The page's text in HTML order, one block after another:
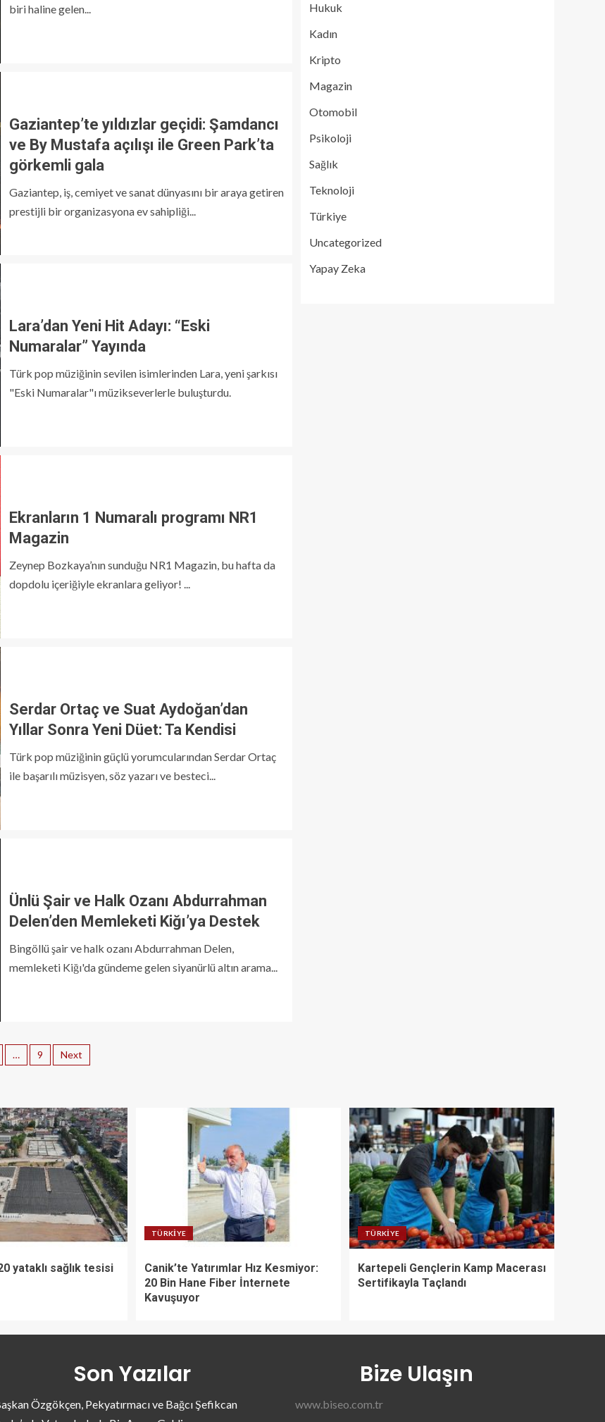
biri haline gelen...
Gaziantep’te yıldızlar geçidi: Şamdancı
ve By Mustafa açılışı ile Green Park’ta
görkemli gala
Gaziantep, iş, cemiyet ve sanat dünyasını bir araya getiren
prestijli bir organizasyona ev sahipliği...
Lara’dan Yeni Hit Adayı: “Eski
Numaralar” Yayında
Türk pop müziğinin sevilen isimlerinden Lara, yeni şarkısı
"Eski Numaralar"ı müzikseverlerle buluşturdu.
Ekranların 1 Numaralı programı NR1
Magazin
Zeynep Bozkaya’nın sunduğu NR1 Magazin, bu hafta da
dopdolu içeriğiyle ekranlara geliyor! ...
Serdar Ortaç ve Suat Aydoğan’dan
Yıllar Sonra Yeni Düet: Ta Kendisi
Türk pop müziğinin güçlü yorumcularından Serdar Ortaç
ile başarılı müzisyen, söz yazarı ve besteci...
Ünlü Şair ve Halk Ozanı Abdurrahman
Delen’den Memleketi Kiğı’ya Destek
Bingöllü şair ve halk ozanı Abdurrahman Delen,
memleketi Kiğı'da gündeme gelen siyanürlü altın arama...
… 9 Next
Hukuk
Kadın
Kripto
Magazin
Otomobil
Psikoloji
Sağlık
Teknoloji
Türkiye
Uncategorized
Yapay Zeka
yataklı sağlık tesisi
TÜRKIYE
Canik’te Yatırımlar Hız Kesmiyor:
20 Bin Hane Fiber İnternete
Kavuşuyor
TÜRKIYE
Kartepeli Gençlerin Kamp Macerası
Sertifikayla Taçlandı
Son Yazılar
Özgökçen, Pekyatırmacı ve Bağcı Şefikcan
Bize Ulaşın
www.biseo.com.tr